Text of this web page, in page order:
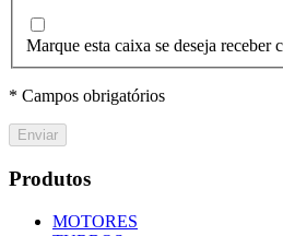
Marque esta caixa se deseja receber
* Campos obrigatórios
Enviar
Produtos
MOTORES